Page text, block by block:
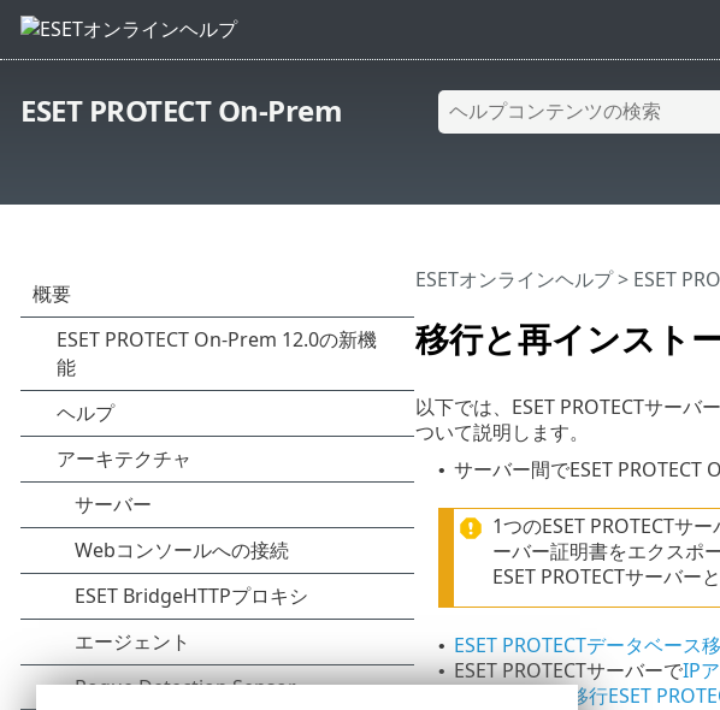
ESET PROTECT On-Prem
移行と再インスト
ESETオンラインヘルプ> ESET
以下では、ESET PROTECTサー
ついて説明します。
• サーバー間でESET PROTECT
1つのESET PROTECTサ
ーバー証明書をエクスポ
ESET PROTECTサーバー
• ESET PROTECTデータベース
• ESET PROTECTサーバーでIP
クラウドへの移行ESET